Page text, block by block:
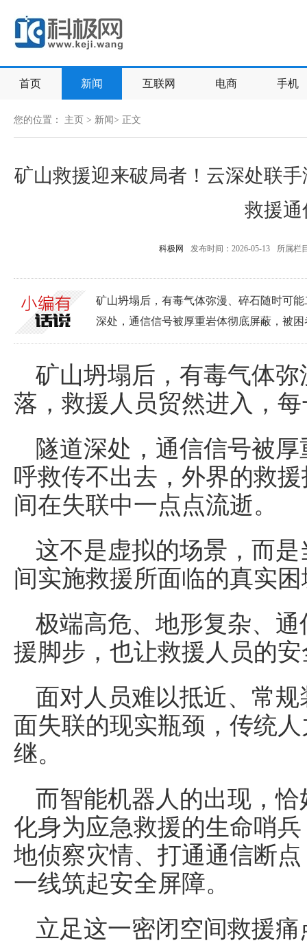
首页 新闻 互联网 电商 手机
您的位置： 主页 > 新闻> 正文
矿山救援迎来破局者！云深处联
救援
科极网 发布时间：2026-05-13 所属栏
矿山坍塌后，有毒气体弥漫、碎石随时可
深处，通信信号被厚重岩体彻底屏蔽，被
矿山坍塌后，有毒气体
落，救援人员贸然进入，
隧道深处，通信信号被
呼救传不出去，外界的救
间在失联中一点点流逝。
这不是虚拟的场景，而
间实施救援所面临的真实
极端高危、地形复杂、
援脚步，也让救援人员的
面对人员难以抵近、常
面失联的现实瓶颈，传统
继。
而智能机器人的出现，
化身为应急救援的生命哨
地侦察灾情、打通通信断
一线筑起安全屏障。
立足这一密闭空间救援